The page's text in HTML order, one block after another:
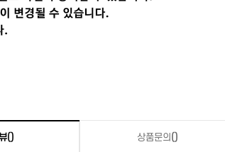
() 상품문의 ()